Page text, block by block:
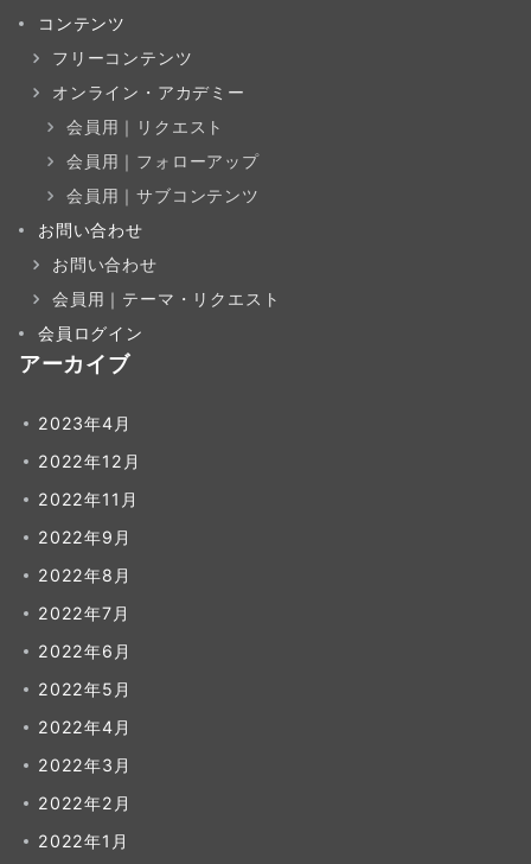
コンテンツ
フリーコンテンツ
オンライン・アカデミー
会員用｜リクエスト
会員用｜フォローアップ
会員用｜サブコンテンツ
お問い合わせ
お問い合わせ
会員用｜テーマ・リクエスト
会員ログイン
アーカイブ
2023年4月
2022年12月
2022年11月
2022年9月
2022年8月
2022年7月
2022年6月
2022年5月
2022年4月
2022年3月
2022年2月
2022年1月